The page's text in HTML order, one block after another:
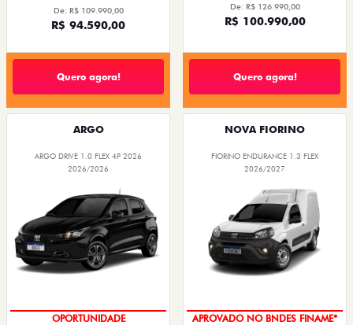
De: R$ 109.990,00
R$ 94.590,00
Quero agora!
De: R$ 126.990,00
R$ 100.990,00
Quero agora!
ARGO
ARGO DRIVE 1.0 FLEX 4P 2026
2026/2026
OPORTUNIDADE
NOVA FIORINO
FIORINO ENDURANCE 1.3 FLEX
2026/2027
APROVADO NO BNDES FINAME*